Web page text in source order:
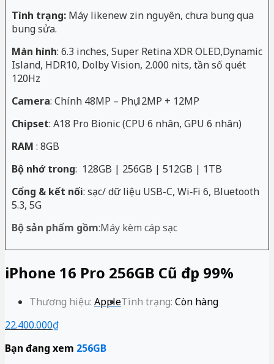
Tình trạng: Máy likenew zin nguyên, chưa bung qua
bung sửa.
Màn hình: 6.3 inches, Super Retina XDR OLED,Dynamic
Island, HDR10, Dolby Vision, 2.000 nits, tần số quét
120Hz
Camera: Chính 48MP – Phụ 12MP + 12MP
Chipset: A18 Pro Bionic (CPU 6 nhân, GPU 6 nhân)
RAM : 8GB
Bộ nhớ trong: 128GB | 256GB | 512GB | 1TB
Cổng & kết nối: sạc/ dữ liệu USB-C, Wi‑Fi 6, Bluetooth
5.3, 5G
Bộ sản phẩm gồm:Máy kèm cáp sạc
iPhone 16 Pro 256GB Cũ đẹp 99%
Thương hiệu: AppleTình trạng: Còn hàng
22.400.000₫
Bạn đang xem 256GB